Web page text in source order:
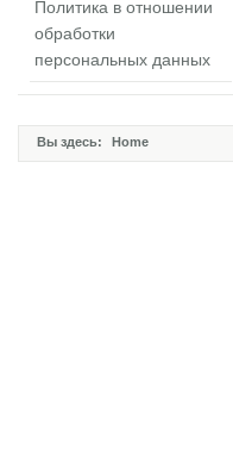
Политика в отношении
обработки
персональных данных
Вы здесь: Home